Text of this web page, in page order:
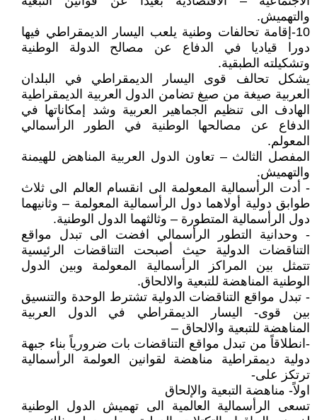
والتهميش.
10-إقامة تحالفات وطنية يلعب اليسار الديمقراطي فيها
دورا قياديا في الدفاع عن مصالح الدولة الوطنية
وتشكيلته الطبقية.
يشكل تحالف قوى اليسار الديمقراطي في البلدان
العربية صيغة من صيغ تضامن الدول العربية الديمقراطية
الهادف الى تنظيم الجماهير العربية وشد إمكاناتها في
الدفاع عن مصالحها الوطنية في الطور الرأسمالي
المعولم.
المفصل الثالث – تعاون الدول العربية المناهض للهيمنة
والتهميش.
- أدت الرأسمالية المعولمة الى انقسام العالم الى ثلاث
طوابق دولية أولاهما دول الرأسمالية المعولمة – وثانيهما
دول الرأسمالية المتطورة – وثالثهما الدول الوطنية.
- وحدانية التطور الرأسمالي افضت الى تبدل مواقع
التناقضات الدولية حيث أصبحت التناقضات الرئيسية
تتمثل بين المراكز الرأسمالية المعولمة وبين الدول
الوطنية المناهضة للتبعية والالحاق.
- تبدل مواقع التناقضات الدولية تشترط الوحدة والتنسيق
بين قوى- اليسار الديمقراطي في الدول العربية
المناهضة للتبعية والالحاق –
-انطلاقاً من تبدل مواقع التناقضات بات ضرورياً بناء جبهة
دولية ديمقراطية مناهضة لقوانين العولمة الرأسمالية
ترتكز على-
اولاً- مناهضة التبعية والإلحاق
تسعى الرأسمالية العالمية الى تهميش الدول الوطنية